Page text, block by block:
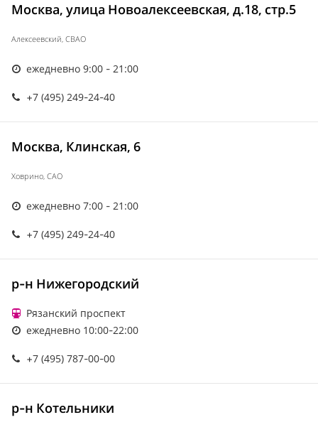
Москва, улица Новоалексеевская, д.18, стр.5
Алексеевский, СВАО
ежедневно 9:00 - 21:00
+7 (495) 249-24-40
Москва, Клинская, 6
Ховрино, САО
ежедневно 7:00 - 21:00
+7 (495) 249-24-40
р-н Нижегородский
Рязанский проспект
ежедневно 10:00-22:00
+7 (495) 787-00-00
р-н Котельники